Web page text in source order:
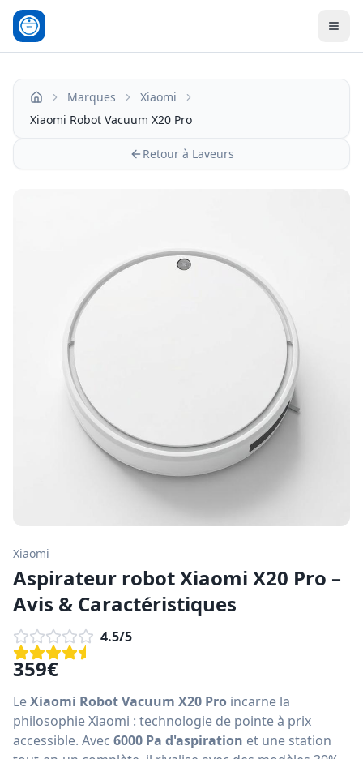
Accueil Marques
Xiaomi
Xiaomi Robot Vacuum X20 Pro
Retour à Laveurs
Xiaomi
Aspirateur robot Xiaomi X20 Pro –
Avis & Caractéristiques
4.5/5
359€
LeXiaomi Robot Vacuum X20 Pro incarne la
philosophie Xiaomi : technologie de pointe à prix
accessible. Avec 6000 Pa d'aspiration et une station